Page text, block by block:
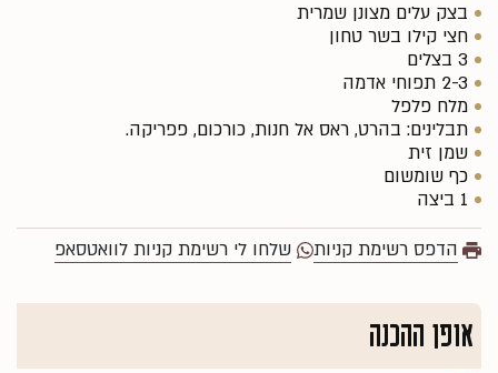
בצק עלים מצונן שמרית
חצי קילו בשר טחון
3 בצלים
⁠2-3 תפוחי אדמה
מלח פלפל
⁠תבלינים: בהרט, ראס אל חנות, כורכום, פפריקה.
שמן זית
כף שומשום
⁠1 ביצה
הדפס רשימת קניות שלחו לי רשימת קניות לוואטסאפ
אופן ההכנה